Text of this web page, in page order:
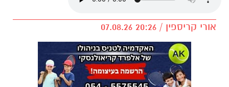
אורי קריספין / 20:26 07.08.26